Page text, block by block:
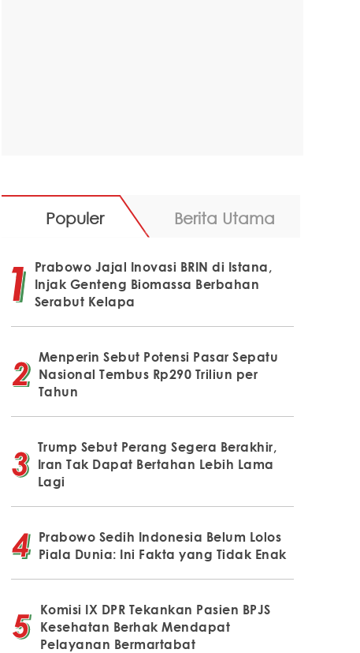
Populer Berita Utama
Prabowo Jajal Inovasi BRIN di Istana,
Injak Genteng Biomassa Berbahan
Serabut Kelapa
Menperin Sebut Potensi Pasar Sepatu
Nasional Tembus Rp290 Triliun per
Tahun
Trump Sebut Perang Segera Berakhir,
Iran Tak Dapat Bertahan Lebih Lama
Lagi
Prabowo Sedih Indonesia Belum Lolos
Piala Dunia: Ini Fakta yang Tidak Enak
Komisi IX DPR Tekankan Pasien BPJS
Kesehatan Berhak Mendapat
Pelayanan Bermartabat